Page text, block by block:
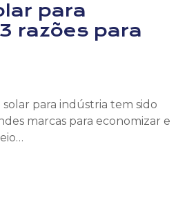
para
razões para
solar para indústria tem sido
marcas para economizar e